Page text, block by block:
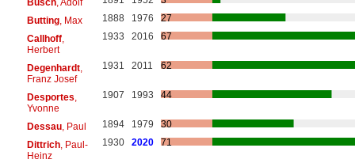
Butting, Max 1888 1976
27
Callhoff,
Herbert
1933 2016 67
Degenhardt,
Franz Josef
1931 2011 62
Desportes
Yvonne
1907 1993 44
Dessau, Paul 1894 1979
30
Dittrich, Paul-
Heinz
1930 2020 71